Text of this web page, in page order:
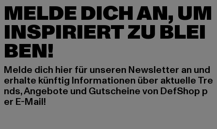
MELDE DICH AN, UM
INSPIRIERT ZU BLEI
BEN!
Melde dich hier für unseren Newsletter an und
erhalte künftig Informationen über aktuelle Tre
nds, Angebote und Gutscheine von DefShop p
er E-Mail!